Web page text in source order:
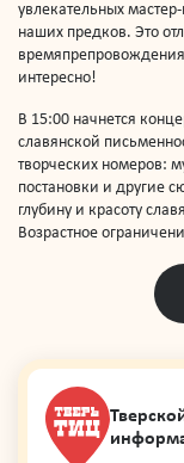
увлекательных
наших предков. Это
интересно!
В 15:00 начнется
славянской
творческих номеров:
постановки и другие
глубину и красоту
Возрастное